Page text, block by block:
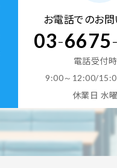
お電話でのお
03-6675-
電話受付
9:00～12:00/
休業日 水